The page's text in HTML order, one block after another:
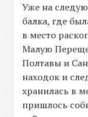
Уже на
балка, где
в место
Малую
Полтавы и
находок и
хранилась в
пришлось